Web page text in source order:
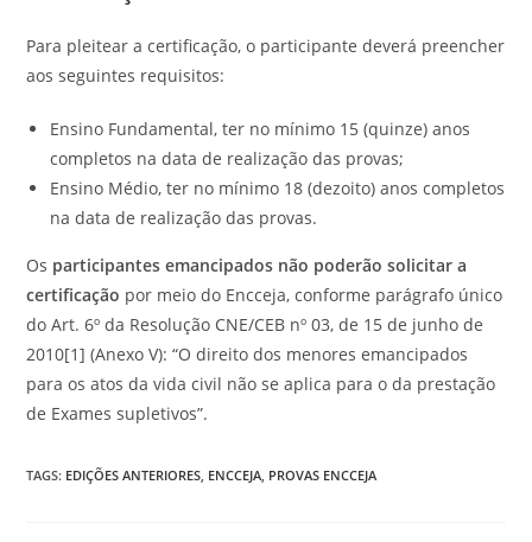
Para pleitear a certificação, o participante deverá preencher
aos seguintes requisitos:
Ensino Fundamental, ter no mínimo 15 (quinze) anos
completos na data de realização das provas;
Ensino Médio, ter no mínimo 18 (dezoito) anos completos
na data de realização das provas.
Os participantes emancipados não poderão solicitar a
certificação por meio do Encceja, conforme parágrafo único
do Art. 6º da Resolução CNE/CEB nº 03, de 15 de junho de
2010[1] (Anexo V): “O direito dos menores emancipados
para os atos da vida civil não se aplica para o da prestação
de Exames supletivos”.
TAGS: EDIÇÕES ANTERIORES ENCCEJA PROVAS ENCCEJA